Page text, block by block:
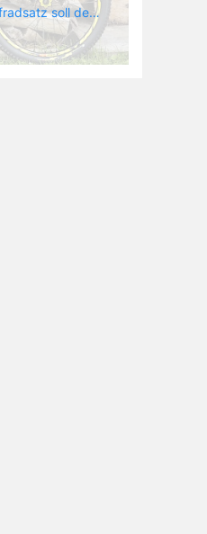
Deemax DH Der neue Laufradsatz soll den veränderten Ansprüchen im Downhill Einsatz gerecht werden: die Geschwindigkeiten werden immer höher, die Kräfte, die aufs Material wirken ebenfalls. Damit steigen natürlich auch die Ansprüche der Fahrer ans Material. Das einzige, was eventuell niedriger wird, ist der Reifendruck. Somit ergibt sich der Anforderungskatalog an das Deemax-Update. Hier ist das Ergebnis: - der Laufradsatz bekam eine neue Felge mit 28 mm Innenbreite. Laut Scott Sharples ist das der beste Kompromiss aus Stabilität, Gewicht und Steifigkeit, vor allem aber passt diese Breite am besten zu den Reifen, die aktuell auf dem Markt sind und im Renneinsatz gefahren werden. Es gehe auch breite und schmaler, 28 mm hätten sich aber im Test als Optimum herausgestellt. - mit einem 4D-Fertigungsprozess wurde die Materialverteilung optimiert: Stabilität dort, wo sie erforderlich ist, Gewichtsersparnis da, wo es Sinn macht. Somit gibt Mavic eine GGewichtsersparnis von 15 % an, ohne an Stabilität einzubüßen - neue, ultraleichte „double butted“ Speichen und ein super effizienter Freilauf - Mavics bewährtes UST System für perfekte Kompatibilität mit Tubeless Reifen - Gewicht (Laufradset): 1944 g)